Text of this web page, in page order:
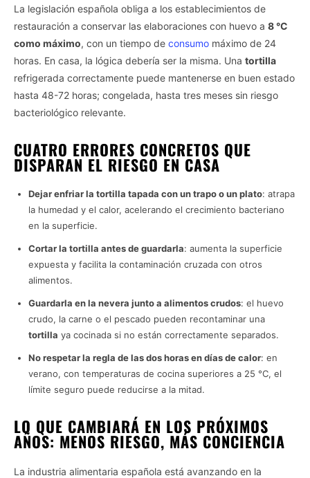
La legislación española obliga a los establecimientos de
restauración a conservar las elaboraciones con huevo a 8 °C
como máximo, con un tiempo de consumo máximo de 24
horas. En casa, la lógica debería ser la misma. Una tortilla
refrigerada correctamente puede mantenerse en buen estado
hasta 48-72 horas; congelada, hasta tres meses sin riesgo
bacteriológico relevante.
CUATRO ERRORES CONCRETOS QUE
DISPARAN EL RIESGO EN CASA
Dejar enfriar la tortilla tapada con un trapo o un plato: atrapa
la humedad y el calor, acelerando el crecimiento bacteriano
en la superficie.
Cortar la tortilla antes de guardarla: aumenta la superficie
expuesta y facilita la contaminación cruzada con otros
alimentos.
Guardarla en la nevera junto a alimentos crudos: el huevo
crudo, la carne o el pescado pueden recontaminar una
tortilla ya cocinada si no están correctamente separados.
No respetar la regla de las dos horas en días de calor: en
verano, con temperaturas de cocina superiores a 25 °C, el
límite seguro puede reducirse a la mitad.
LO QUE CAMBIARÁ EN LOS PRÓXIMOS
AÑOS: MENOS RIESGO, MÁS CONCIENCIA
La industria alimentaria española está avanzando en la